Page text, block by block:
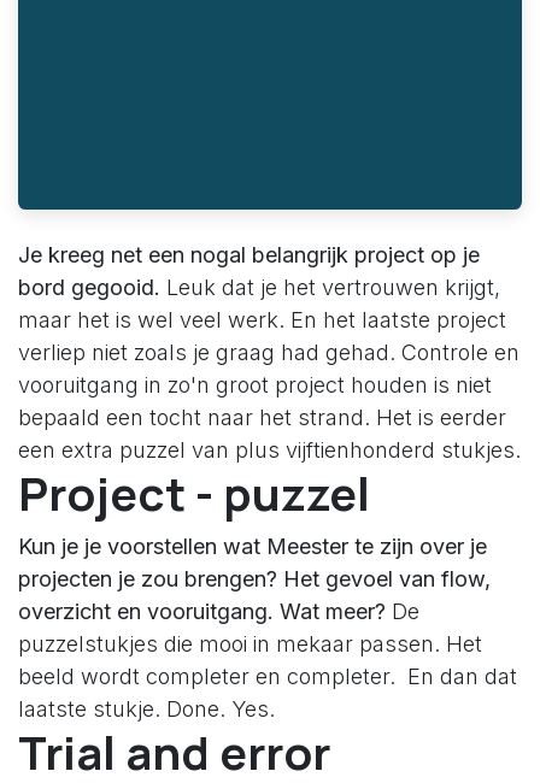
Je kreeg net een nogal belangrijk project op je
bord gegooid. Leuk dat je het vertrouwen krijgt,
maar het is wel veel werk. En het laatste project
verliep niet zoals je graag had gehad. Controle en
vooruitgang in zo'n groot project houden is niet
bepaald een tocht naar het strand. Het is eerder
een extra puzzel van plus vijftienhonderd stukjes.
Project - puzzel
Kun je je voorstellen wat Meester te zijn over je
projecten je zou brengen? Het gevoel van flow,
overzicht en vooruitgang. Wat meer? De
puzzelstukjes die mooi in mekaar passen. Het
beeld wordt completer en completer. En dan dat
laatste stukje. Done. Yes.
Trial and error